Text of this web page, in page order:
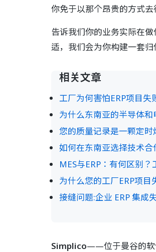
你免于以那个昂贵的方式去
告诉我们你的业务实际在
适，我们会为你构建一套归
相关文章
工厂为何害怕ERP项目
为什么东南亚的半导体
您的质量记录是一颗定时
如何在东南亚选择技术
MES与ERP：有何区别
为什么您的工厂ERP项
接缝问题:企业 ERP 集成
Simplico——位于曼谷的软